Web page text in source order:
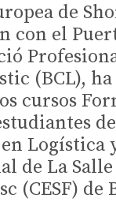
de
con el
(BCL),
cursos
Logística
de La
(CESF) de